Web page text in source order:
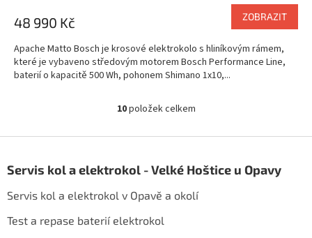
M
A
48 990 Kč ZOBRAZIT
Apache Matto Bosch je krosové elektrokolo s hliníkovým rámem,
které je vybaveno středovým motorem Bosch Performance Line,
baterií o kapacitě 500 Wh, pohonem Shimano 1x10,...
O
l
d
c
p
10položek celkem
pServis kol a elektrokol - Velké Hoštice u Opavy
Servis kol a elektrokol v Opavě a okolí
Test a repase baterií elektrokol